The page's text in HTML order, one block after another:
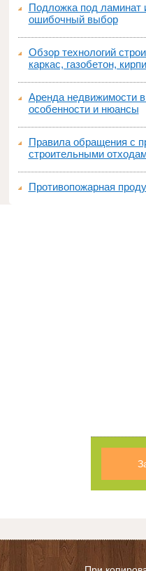
Подложка под ламинат
ошибочный выбор
Обзор технологий
каркас, газобетон,
Аренда недвижимости
особенности и нюансы
Правила обращения с
строительными
Противопожарная